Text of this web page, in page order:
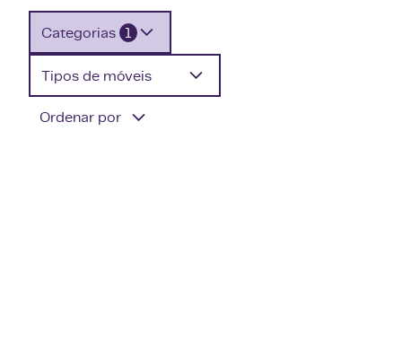
Categorias 1
Tipos de móveis
Ordenar por